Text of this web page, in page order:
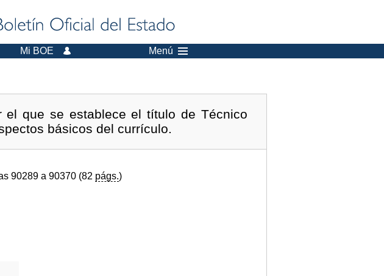
Mi BOE Menú
el que se establece el título de Técnico
básicos del currículo.
90289 a 90370 (82 págs.)